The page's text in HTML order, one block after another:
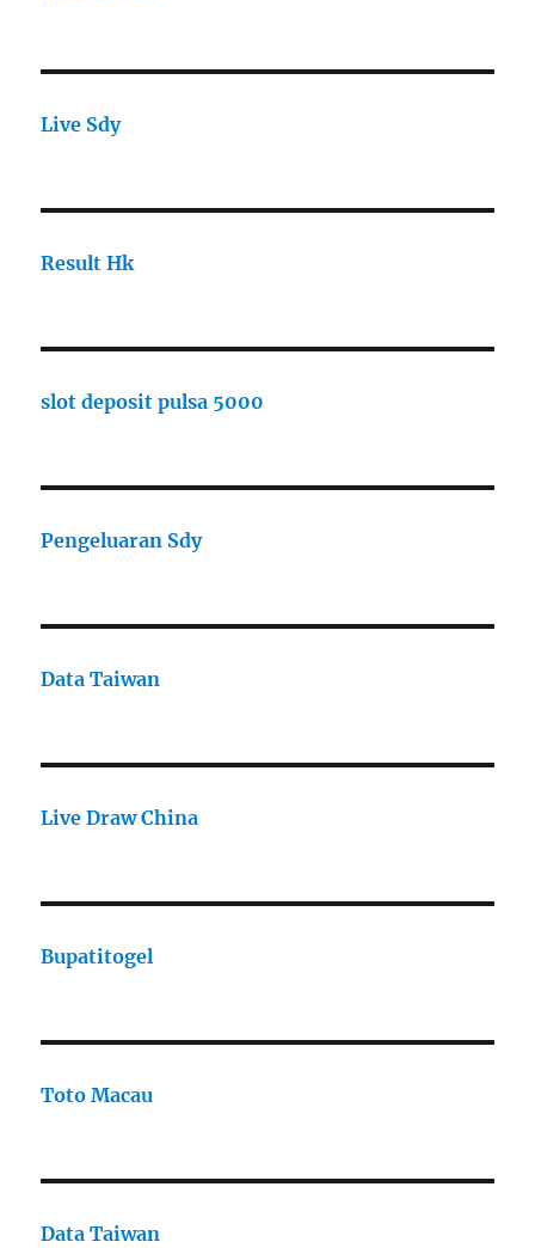
Live Sdy
Result Hk
slot deposit pulsa 5000
Pengeluaran Sdy
Data Taiwan
Live Draw China
Bupatitogel
Toto Macau
Data Taiwan